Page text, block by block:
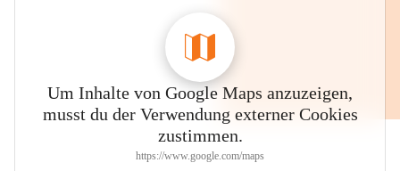
Um Inhalte von Google Maps anzuzeigen,
musst du der Verwendung externer Cookies
zustimmen.
https://www.google.com/maps